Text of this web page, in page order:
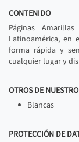
CONTENIDO
Páginas
Latinoamérica, en
forma rápida y
cualquier lugar y
OTROS DE
Blancas
PROTECCIÓN DE